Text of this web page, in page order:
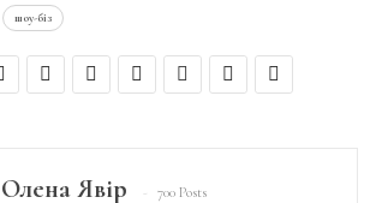
шоу-біз
Олена Явір 700 Posts